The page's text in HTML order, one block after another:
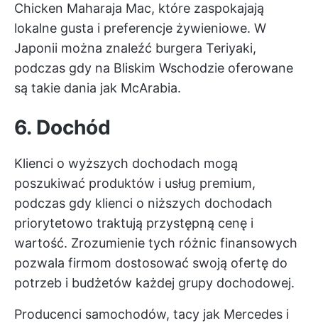
Chicken Maharaja Mac, które zaspokajają
lokalne gusta i preferencje żywieniowe. W
Japonii można znaleźć burgera Teriyaki,
podczas gdy na Bliskim Wschodzie oferowane
są takie dania jak McArabia.
6. Dochód
Klienci o wyższych dochodach mogą
poszukiwać produktów i usług premium,
podczas gdy klienci o niższych dochodach
priorytetowo traktują przystępną cenę i
wartość. Zrozumienie tych różnic finansowych
pozwala firmom dostosować swoją ofertę do
potrzeb i budżetów każdej grupy dochodowej.
Producenci samochodów, tacy jak Mercedes i